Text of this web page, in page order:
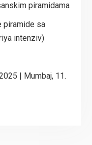
piramidama
piramide sa
intenziv)
| Mumbaj, 11.